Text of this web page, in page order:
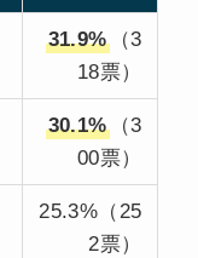
31.9%（3
18票）
30.1%（3
00票）
25.3%（25
2票）